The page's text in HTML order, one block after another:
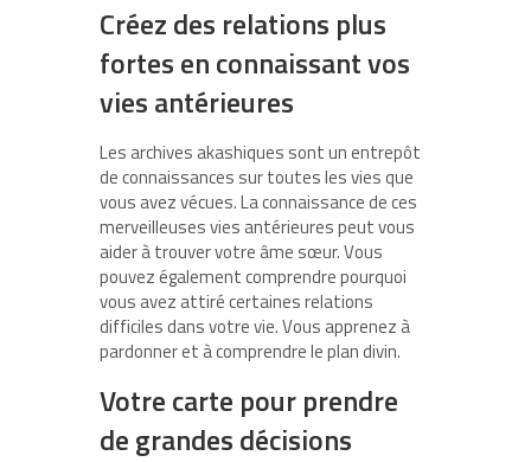
Créez des relations plus
fortes en connaissant vos
vies antérieures
Les archives akashiques sont un entrepôt
de connaissances sur toutes les vies que
vous avez vécues. La connaissance de ces
merveilleuses vies antérieures peut vous
aider à trouver votre âme sœur. Vous
pouvez également comprendre pourquoi
vous avez attiré certaines relations
difficiles dans votre vie. Vous apprenez à
pardonner et à comprendre le plan divin.
Votre carte pour prendre
de grandes décisions